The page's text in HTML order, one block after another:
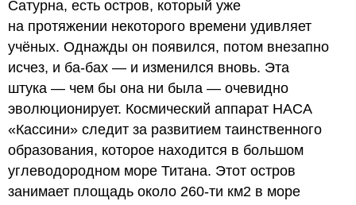
Сатурна, есть остров, который уже
на протяжении некоторого времени удивляет
учёных. Однажды он появился, потом внезапно
исчез, и ба-бах — и изменился вновь. Эта
штука — чем бы она ни была — очевидно
эволюционирует. Космический аппарат НАСА
«Кассини» следит за развитием таинственного
образования, которое находится в большом
углеводородном море Титана. Этот остров
занимает площадь около 260-ти км2 в море